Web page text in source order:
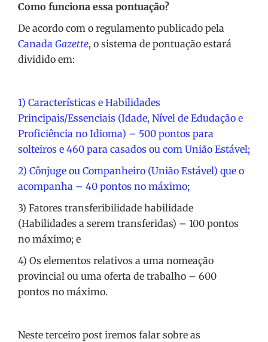
Como funciona essa pontuação?
De acordo com o regulamento publicado pela
Canada Gazette, o sistema de pontuação estará
dividido em:
1) Características e Habilidades
Principais/Essenciais (Idade, Nível de Edudação e
Proficiência no Idioma) – 500 pontos para
solteiros e 460 para casados ou com União Estável;
2) Cônjuge ou Companheiro (União Estável) que o
acompanha – 40 pontos no máximo;
3) Fatores transferibilidade habilidade
(Habilidades a serem transferidas) – 100 pontos
no máximo; e
4) Os elementos relativos a uma nomeação
provincial ou uma oferta de trabalho – 600
pontos no máximo.
Neste terceiro post iremos falar sobre as